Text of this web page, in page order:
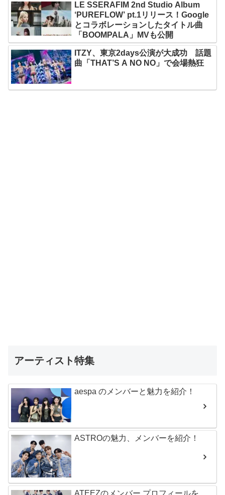
LE SSERAFIM 2nd Studio Album
‘PUREFLOW’ pt.1リリース！Google
とコラボレーションしたタイトル曲
「BOOMPALA」MVも公開
ITZY、東京2days公演が大成功 話題
曲「THAT’S A NO NO」で会場熱狂
アーティスト特集
aespa のメンバーと魅力を紹介！
ASTROの魅力、メンバーを紹介！